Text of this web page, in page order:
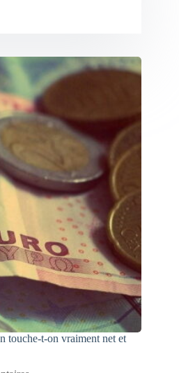
touche-t-on vraiment net et